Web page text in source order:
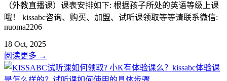
（外教直播课）课表安排如下: 根据孩子所处的英语等级上课
哦！ kissabc咨询、购买、加盟、试听课领取等等请联系微信:
nuoma2206
18 Oct, 2025
阅读更多 →